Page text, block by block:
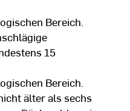
Bereich.
15
Bereich.
älter als sechs